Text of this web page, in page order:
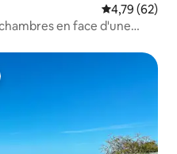
Note
4,79 (62)
en face d'une
les plus aimés